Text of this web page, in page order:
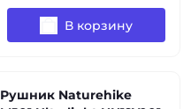
В корзину
Рушник Naturehike